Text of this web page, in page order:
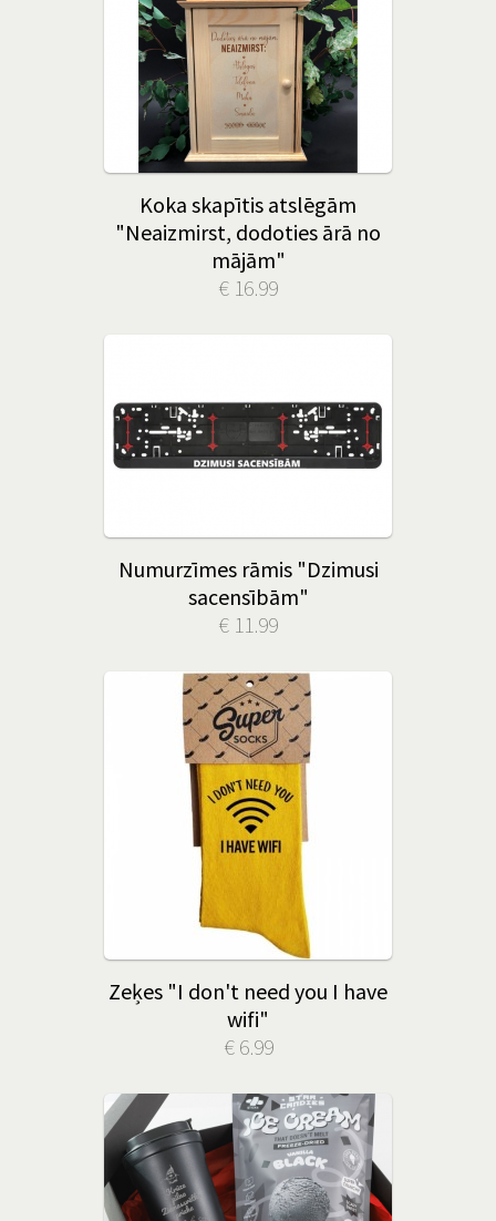
Koka skapītis atslēgām
"Neaizmirst, dodoties ārā no
mājām"
€ 16.99
Numurzīmes rāmis "Dzimusi
sacensībām"
€ 11.99
Zeķes "I don't need you I have
wifi"
€ 6.99